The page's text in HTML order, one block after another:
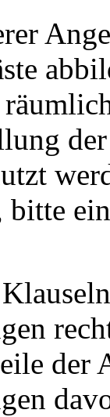
bitte
der